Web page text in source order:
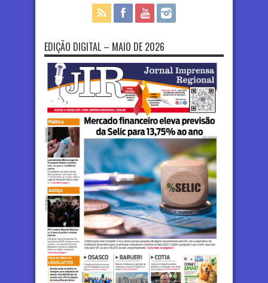
EDIÇÃO DIGITAL – MAIO DE 2026